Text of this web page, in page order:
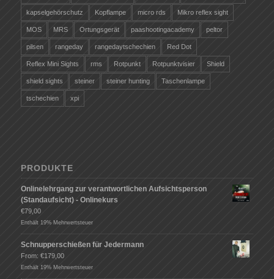
kapselgehörschutz Kopflampe micro rds Mikro reflex sight
MOS MRS Ortungsgerät paashootingacademy peltor
pilsen rangeday rangedaytschechien Red Dot
Reflex Mini Sights rms Rotpunkt Rotpunktvisier Shield
shield sights steiner steiner hunting Taschenlampe
tschechien xpi
PRODUKTE
Onlinelehrgang zur verantwortlichen Aufsichtsperson
(Standaufsicht) - Onlinekurs
€79,00
Enthält 19% Mehrwertsteuer
Schnupperschießen für Jedermann
From: €179,00
Enthält 19% Mehrwertsteuer